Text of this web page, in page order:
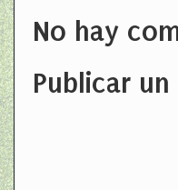
No hay
Publicar